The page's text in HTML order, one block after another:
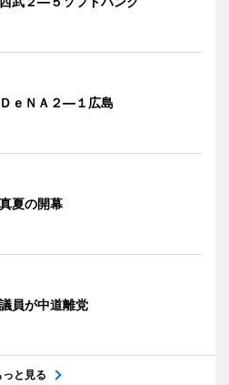
ｅＮＡ２―１広島
夏の開幕
員が中道離党
っと見る